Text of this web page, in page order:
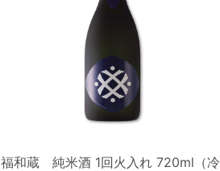
福和蔵 純米酒 1回火入れ 720ml（冷